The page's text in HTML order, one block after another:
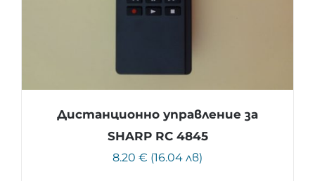
Дистанционно управление за
SHARP RC 4845
8.20 € (16.04 лв)